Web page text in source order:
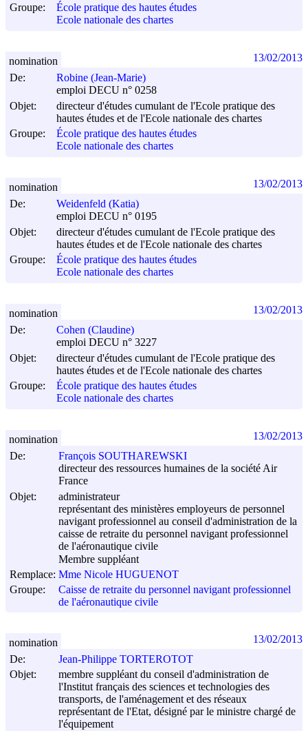
Groupe:
École pratique des hautes études
Ecole nationale des chartes
De:
Robine (Jean-Marie)
emploi DECU n° 0258
Objet:
directeur d'études cumulant de l'Ecole pratique des
hautes études et de l'Ecole nationale des chartes
Groupe:
École pratique des hautes études
Ecole nationale des chartes
nomination 13/02/2013
De:
Weidenfeld (Katia)
emploi DECU n° 0195
Objet:
directeur d'études cumulant de l'Ecole pratique des
hautes études et de l'Ecole nationale des chartes
Groupe:
École pratique des hautes études
Ecole nationale des chartes
nomination 13/02/2013
De:
Cohen (Claudine)
emploi DECU n° 3227
Objet:
directeur d'études cumulant de l'Ecole pratique des
hautes études et de l'Ecole nationale des chartes
Groupe:
École pratique des hautes études
Ecole nationale des chartes
nomination 13/02/2013
De:
François SOUTHAREWSKI
directeur des ressources humaines de la société Air
France
Objet:
administrateur
représentant des ministères employeurs de personnel
navigant professionnel au conseil d'administration de la
caisse de retraite du personnel navigant professionnel
de l'aéronautique civile
Membre suppléant
Remplace: Mme Nicole HUGUENOT
Groupe:
Caisse de retraite du personnel navigant professionnel
de l'aéronautique civile
nomination 13/02/2013
De:
Jean-Philippe TORTEROTOT
Objet:
membre suppléant du conseil d'administration de
l'Institut français des sciences et technologies des
transports, de l'aménagement et des réseaux
représentant de l'Etat, désigné par le ministre chargé de
l'équipement
nomination 13/02/2013